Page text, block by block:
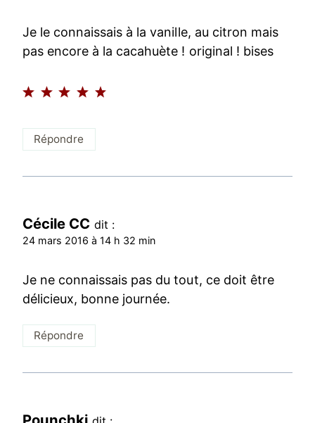
Je le connaissais à la vanille, au citron mais
pas encore à la cacahuète ! original ! bises
Répondre
Cécile CC dit :
24 mars 2016 à 14 h 32 min
Je ne connaissais pas du tout, ce doit être
délicieux, bonne journée.
Répondre